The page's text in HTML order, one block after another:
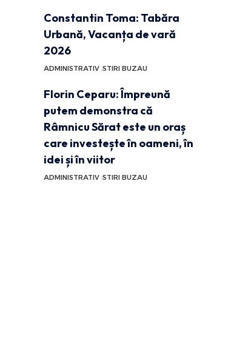
Constantin Toma: Tabăra
Urbană, Vacanța de vară
2026
ADMINISTRATIV STIRI BUZAU
Florin Ceparu: Împreună
putem demonstra că
Râmnicu Sărat este un oraș
care investește în oameni, în
idei și în viitor
ADMINISTRATIV STIRI BUZAU